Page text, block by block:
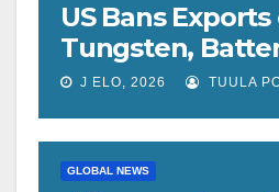
US Bans Exports
Tungsten,
One Year
J ELO, 2026 TUULA
GLOBAL NEWS